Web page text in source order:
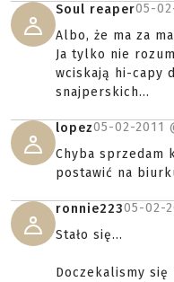
Soul reaper05-
Albo, że ma za
Ja tylko nie
wciskają hi-capy
snajperskich...
lopez05-02-2011
Chyba sprzedam
postawić na
ronnie22305-02-
Stało się...
Doczekalismy się